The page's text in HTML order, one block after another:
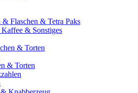
& Flaschen & Tetra Paks
& Sonstiges
& Torten
& Torten